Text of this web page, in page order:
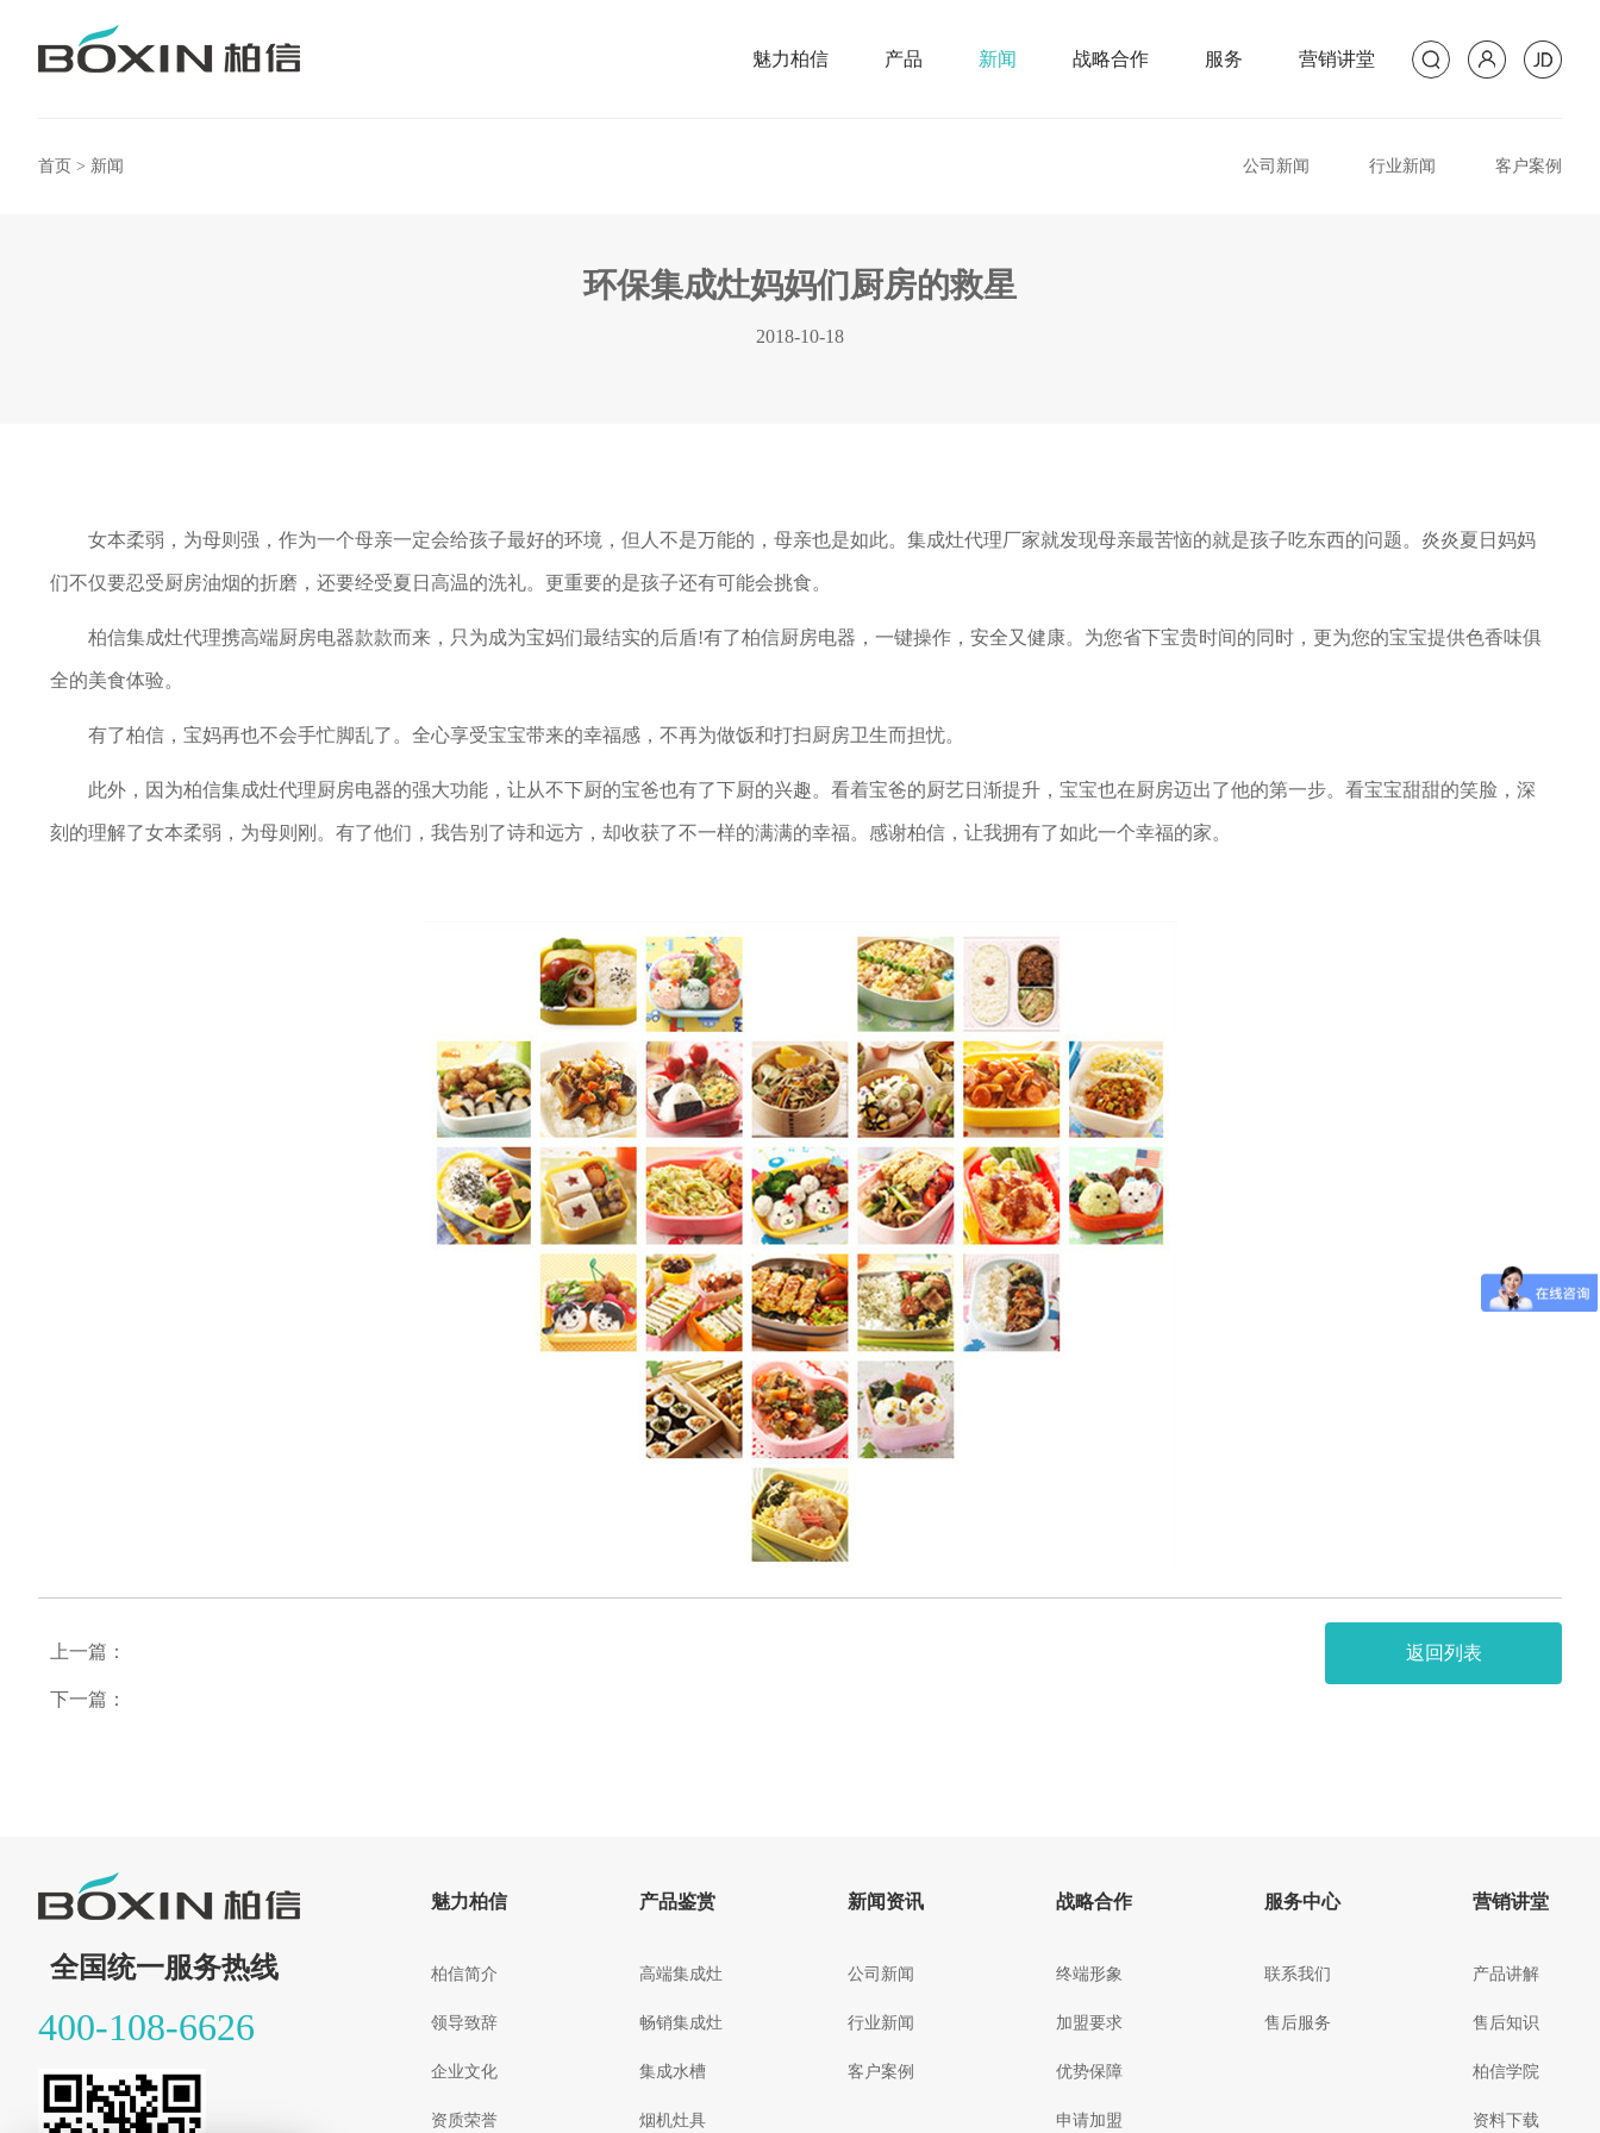
魅力柏信 产品 新闻 战略合作 服务 营销讲堂
首页 > 新闻 公司新闻 行业新闻 客户案例
环保集成灶妈妈们厨房的救星
2018-10-18
女本柔弱，为母则强，作为一个母亲一定会给孩子最好的环境，但人不是万能的，母亲也是如此。集成灶代理厂家就发现母亲最苦恼的就是孩子吃东西的问题。炎炎夏日妈妈
们不仅要忍受厨房油烟的折磨，还要经受夏日高温的洗礼。更重要的是孩子还有可能会挑食。
柏信集成灶代理携高端厨房电器款款而来，只为成为宝妈们最结实的后盾!有了柏信厨房电器，一键操作，安全又健康。为您省下宝贵时间的同时，更为您的宝宝提供色香味俱
全的美食体验。
有了柏信，宝妈再也不会手忙脚乱了。全心享受宝宝带来的幸福感，不再为做饭和打扫厨房卫生而担忧。
此外，因为柏信集成灶代理厨房电器的强大功能，让从不下厨的宝爸也有了下厨的兴趣。看着宝爸的厨艺日渐提升，宝宝也在厨房迈出了他的第一步。看宝宝甜甜的笑脸，深
刻的理解了女本柔弱，为母则刚。有了他们，我告别了诗和远方，却收获了不一样的满满的幸福。感谢柏信，让我拥有了如此一个幸福的家。
上一篇：
下一篇：
返回列表
全国统一服务热线
400-108-6626
魅力柏信
柏信简介
领导致辞
企业文化
资质荣誉
产品鉴赏
高端集成灶
畅销集成灶
集成水槽
烟机灶具
新闻资讯
公司新闻
行业新闻
客户案例
战略合作
终端形象
加盟要求
优势保障
申请加盟
服务中心
联系我们
售后服务
营销讲堂
产品讲解
售后知识
柏信学院
资料下载